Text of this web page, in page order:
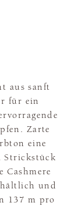
aus sanft
für ein
Zarte
eine
Strickstück
Cashmere
und
137 m pro